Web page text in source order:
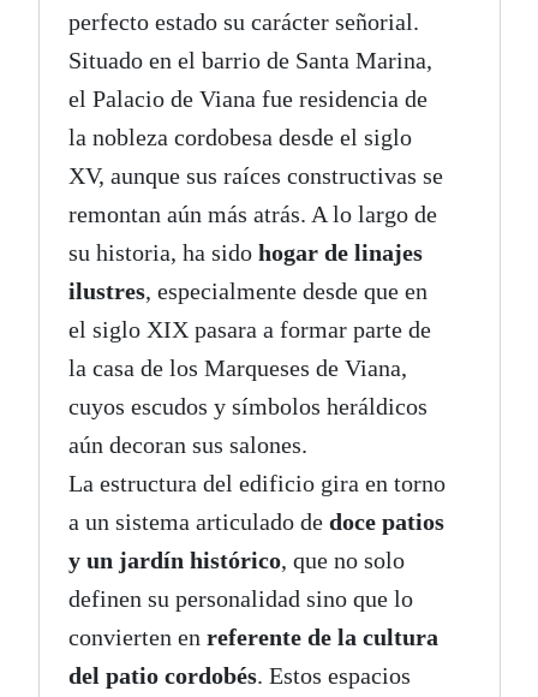
perfecto estado su carácter señorial.
Situado en el barrio de Santa Marina,
el Palacio de Viana fue residencia de
la nobleza cordobesa desde el siglo
XV, aunque sus raíces constructivas se
remontan aún más atrás. A lo largo de
su historia, ha sido hogar de linajes
ilustres, especialmente desde que en
el siglo XIX pasara a formar parte de
la casa de los Marqueses de Viana,
cuyos escudos y símbolos heráldicos
aún decoran sus salones.
La estructura del edificio gira en torno
a un sistema articulado de doce patios
y un jardín histórico, que no solo
definen su personalidad sino que lo
convierten en referente de la cultura
del patio cordobés. Estos espacios